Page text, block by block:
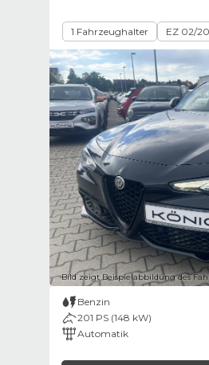
1 Fahrzeughalter EZ 02/
Bild zeigt Beispielabbildung des
Benzin
201 PS (148 kW)
Automatik